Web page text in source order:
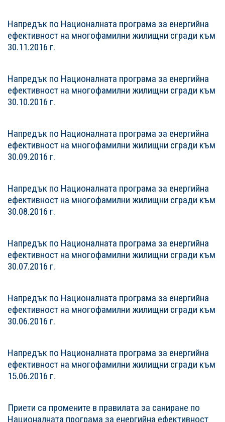
Напредък по Националната програма за енергийна
ефективност на многофамилни жилищни сгради към
30.11.2016 г.
Напредък по Националната програма за енергийна
ефективност на многофамилни жилищни сгради към
30.10.2016 г.
Напредък по Националната програма за енергийна
ефективност на многофамилни жилищни сгради към
30.09.2016 г.
Напредък по Националната програма за енергийна
ефективност на многофамилни жилищни сгради към
30.08.2016 г.
Напредък по Националната програма за енергийна
ефективност на многофамилни жилищни сгради към
30.07.2016 г.
Напредък по Националната програма за енергийна
ефективност на многофамилни жилищни сгради към
30.06.2016 г.
Напредък по Националната програма за енергийна
ефективност на многофамилни жилищни сгради към
15.06.2016 г.
Приети са промените в правилата за саниране по
Националната програма за енергийна ефективност